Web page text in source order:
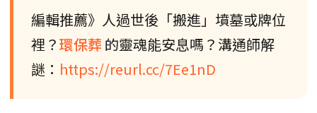
編輯推薦》人過世後「搬進」墳墓或牌位
裡？環保葬 的靈魂能安息嗎？溝通師解
謎： https://reurl.cc/7Ee1nD